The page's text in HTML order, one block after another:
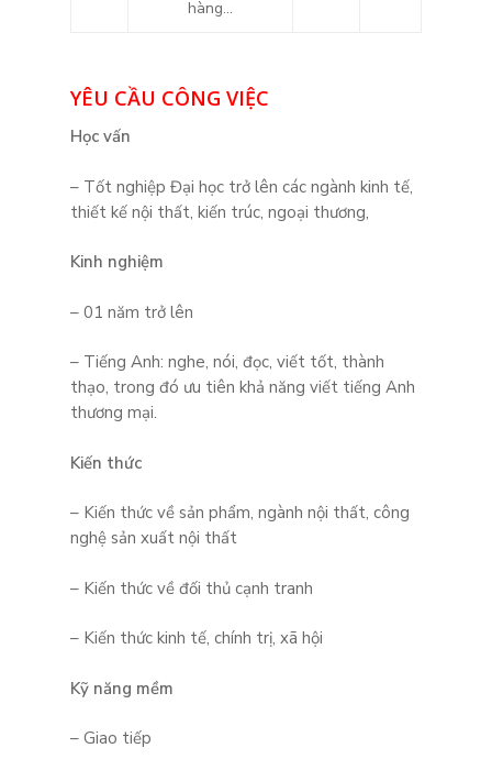
hàng…
YÊU CẦU CÔNG VIỆC
Học vấn
– Tốt nghiệp Đại học trở lên các ngành kinh tế,
thiết kế nội thất, kiến trúc, ngoại thương,
Kinh nghiệm
– 01 năm trở lên
– Tiếng Anh: nghe, nói, đọc, viết tốt, thành
thạo, trong đó ưu tiên khả năng viết tiếng Anh
thương mại.
Kiến thức
– Kiến thức về sản phẩm, ngành nội thất, công
nghệ sản xuất nội thất
– Kiến thức về đối thủ cạnh tranh
– Kiến thức kinh tế, chính trị, xã hội
Kỹ năng mềm
– Giao tiếp